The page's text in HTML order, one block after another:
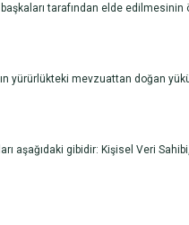
tarafından elde
yürürlükteki mevzuattan doğan
aşağıdaki gibidir: Kişisel Veri